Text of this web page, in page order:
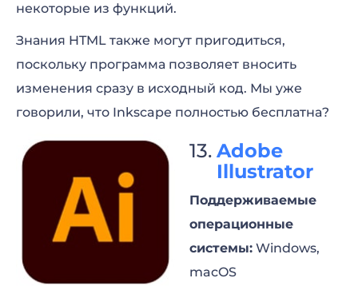
некоторые из функций.
Знания HTML также могут пригодиться,
поскольку программа позволяет вносить
изменения сразу в исходный код. Мы уже
говорили, что Inkscape полностью бесплатна?
Adobe
Illustrator
Поддерживаемые
операционные
системы: Windows,
macOS